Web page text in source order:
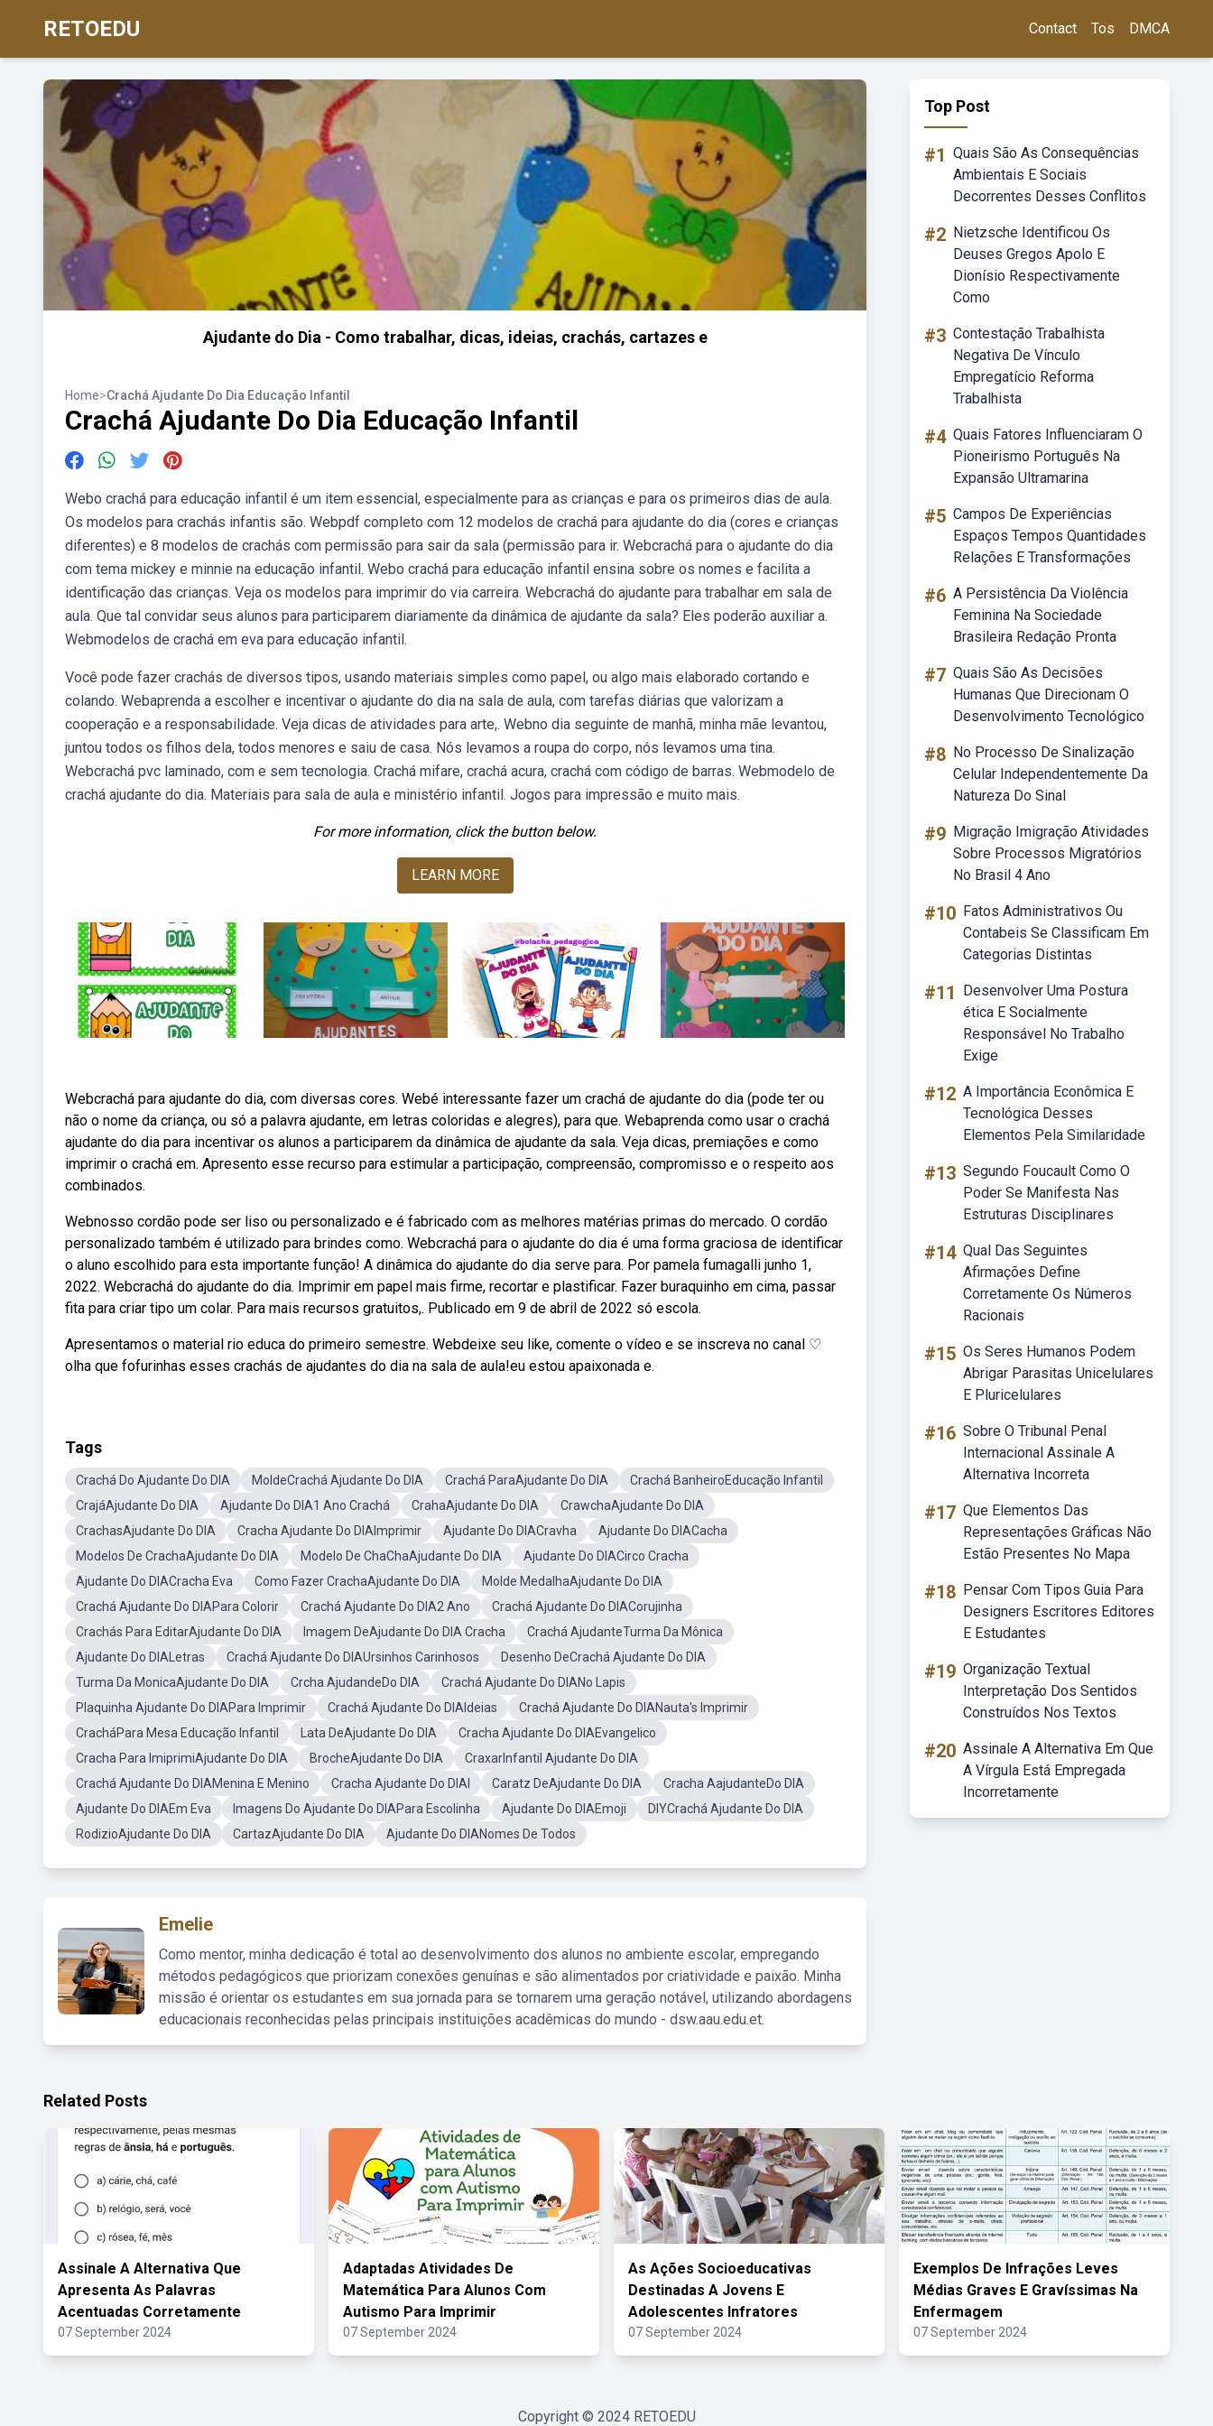
RETOEDU Contact Tos DMCA
Ajudante do Dia - Como trabalhar, dicas, ideias, crachás, cartazes e
Home>Crachá Ajudante Do Dia Educação Infantil
Crachá Ajudante Do Dia Educação Infantil
Webo crachá para educação infantil é um item essencial, especialmente para as crianças e para os primeiros dias de aula.
Os modelos para crachás infantis são. Webpdf completo com 12 modelos de crachá para ajudante do dia (cores e crianças
diferentes) e 8 modelos de crachás com permissão para sair da sala (permissão para ir. Webcrachá para o ajudante do dia
com tema mickey e minnie na educação infantil. Webo crachá para educação infantil ensina sobre os nomes e facilita a
identificação das crianças. Veja os modelos para imprimir do via carreira. Webcrachá do ajudante para trabalhar em sala de
aula. Que tal convidar seus alunos para participarem diariamente da dinâmica de ajudante da sala? Eles poderão auxiliar a.
Webmodelos de crachá em eva para educação infantil.
Você pode fazer crachás de diversos tipos, usando materiais simples como papel, ou algo mais elaborado cortando e
colando. Webaprenda a escolher e incentivar o ajudante do dia na sala de aula, com tarefas diárias que valorizam a
cooperação e a responsabilidade. Veja dicas de atividades para arte,. Webno dia seguinte de manhã, minha mãe levantou,
juntou todos os filhos dela, todos menores e saiu de casa. Nós levamos a roupa do corpo, nós levamos uma tina.
Webcrachá pvc laminado, com e sem tecnologia. Crachá mifare, crachá acura, crachá com código de barras. Webmodelo de
crachá ajudante do dia. Materiais para sala de aula e ministério infantil. Jogos para impressão e muito mais.
For more information, click the button below.
LEARN MORE
Webcrachá para ajudante do dia, com diversas cores. Webé interessante fazer um crachá de ajudante do dia (pode ter ou
não o nome da criança, ou só a palavra ajudante, em letras coloridas e alegres), para que. Webaprenda como usar o crachá
ajudante do dia para incentivar os alunos a participarem da dinâmica de ajudante da sala. Veja dicas, premiações e como
imprimir o crachá em. Apresento esse recurso para estimular a participação, compreensão, compromisso e o respeito aos
combinados.
Webnosso cordão pode ser liso ou personalizado e é fabricado com as melhores matérias primas do mercado. O cordão
personalizado também é utilizado para brindes como. Webcrachá para o ajudante do dia é uma forma graciosa de identificar
o aluno escolhido para esta importante função! A dinâmica do ajudante do dia serve para. Por pamela fumagalli junho 1,
2022. Webcrachá do ajudante do dia. Imprimir em papel mais firme, recortar e plastificar. Fazer buraquinho em cima, passar
fita para criar tipo um colar. Para mais recursos gratuitos,. Publicado em 9 de abril de 2022 só escola.
Apresentamos o material rio educa do primeiro semestre. Webdeixe seu like, comente o vídeo e se inscreva no canal ♡
olha que fofurinhas esses crachás de ajudantes do dia na sala de aula!eu estou apaixonada e.
Tags
Crachá Do Ajudante Do DIA MoldeCrachá Ajudante Do DIA Crachá ParaAjudante Do DIA
Crachá BanheiroEducação Infantil
CrajáAjudante Do DIA
Ajudante Do DIA1 Ano Crachá CrahaAjudante Do DIA
CrawchaAjudante Do DIA
CrachasAjudante Do DIA
Cracha Ajudante Do DIAImprimir Ajudante Do DIACravha
Ajudante Do DIACacha
Modelos De CrachaAjudante Do DIA
Modelo De ChaChaAjudante Do DIA
Ajudante Do DIACirco Cracha
Ajudante Do DIACracha Eva
Como Fazer CrachaAjudante Do DIA
Molde MedalhaAjudante Do DIA
Crachá Ajudante Do DIAPara Colorir
Crachá Ajudante Do DIA2 Ano
Crachá Ajudante Do DIACorujinha
Crachás Para EditarAjudante Do DIA
Imagem DeAjudante Do DIA Cracha
Crachá AjudanteTurma Da Mônica
Ajudante Do DIALetras
Crachá Ajudante Do DIAUrsinhos Carinhosos
Desenho DeCrachá Ajudante Do DIA
Turma Da MonicaAjudante Do DIA
Crcha AjudandeDo DIA
Crachá Ajudante Do DIANo Lapis
Plaquinha Ajudante Do DIAPara Imprimir
Crachá Ajudante Do DIAIdeias
Crachá Ajudante Do DIANauta's Imprimir
CracháPara Mesa Educação Infantil
Lata DeAjudante Do DIA
Cracha Ajudante Do DIAEvangelico
Cracha Para ImiprimiAjudante Do DIA
BrocheAjudante Do DIA
CraxarInfantil Ajudante Do DIA
Crachá Ajudante Do DIAMenina E Menino
Cracha Ajudante Do DIAI Caratz DeAjudante Do DIA
Cracha AajudanteDo DIA
Ajudante Do DIAEm Eva
Imagens Do Ajudante Do DIAPara Escolinha Ajudante Do DIAEmoji
DIYCrachá Ajudante Do DIA
RodizioAjudante Do DIA
CartazAjudante Do DIA Ajudante Do DIANomes De Todos
Emelie
Como mentor, minha dedicação é total ao desenvolvimento dos alunos no ambiente escolar, empregando
métodos pedagógicos que priorizam conexões genuínas e são alimentados por criatividade e paixão. Minha
missão é orientar os estudantes em sua jornada para se tornarem uma geração notável, utilizando abordagens
educacionais reconhecidas pelas principais instituições acadêmicas do mundo - dsw.aau.edu.et.
Top Post
#1 Quais São As Consequências
Ambientais E Sociais
Decorrentes Desses Conflitos
#2 Nietzsche Identificou Os
Deuses Gregos Apolo E
Dionísio Respectivamente
Como
#3 Contestação Trabalhista
Negativa De Vínculo
Empregatício Reforma
Trabalhista
#4 Quais Fatores Influenciaram O
Pioneirismo Português Na
Expansão Ultramarina
#5 Campos De Experiências
Espaços Tempos Quantidades
Relações E Transformações
#6 A Persistência Da Violência
Feminina Na Sociedade
Brasileira Redação Pronta
#7 Quais São As Decisões
Humanas Que Direcionam O
Desenvolvimento Tecnológico
#8 No Processo De Sinalização
Celular Independentemente Da
Natureza Do Sinal
#9 Migração Imigração Atividades
Sobre Processos Migratórios
No Brasil 4 Ano
#10 Fatos Administrativos Ou
Contabeis Se Classificam Em
Categorias Distintas
#11
Desenvolver Uma Postura
ética E Socialmente
Responsável No Trabalho
Exige
#12 A Importância Econômica E
Tecnológica Desses
Elementos Pela Similaridade
#13 Segundo Foucault Como O
Poder Se Manifesta Nas
Estruturas Disciplinares
#14 Qual Das Seguintes
Afirmações Define
Corretamente Os Números
Racionais
#15 Os Seres Humanos Podem
Abrigar Parasitas Unicelulares
E Pluricelulares
#16 Sobre O Tribunal Penal
Internacional Assinale A
Alternativa Incorreta
#17 Que Elementos Das
Representações Gráficas Não
Estão Presentes No Mapa
#18 Pensar Com Tipos Guia Para
Designers Escritores Editores
E Estudantes
#19 Organização Textual
Interpretação Dos Sentidos
Construídos Nos Textos
#20 Assinale A Alternativa Em Que
A Vírgula Está Empregada
Incorretamente
Related Posts
Assinale A Alternativa Que
Apresenta As Palavras
Acentuadas Corretamente
07 September 2024
Adaptadas Atividades De
Matemática Para Alunos Com
Autismo Para Imprimir
07 September 2024
As Ações Socioeducativas
Destinadas A Jovens E
Adolescentes Infratores
07 September 2024
Exemplos De Infrações Leves
Médias Graves E Gravíssimas Na
Enfermagem
07 September 2024
Copyright © 2024 RETOEDU